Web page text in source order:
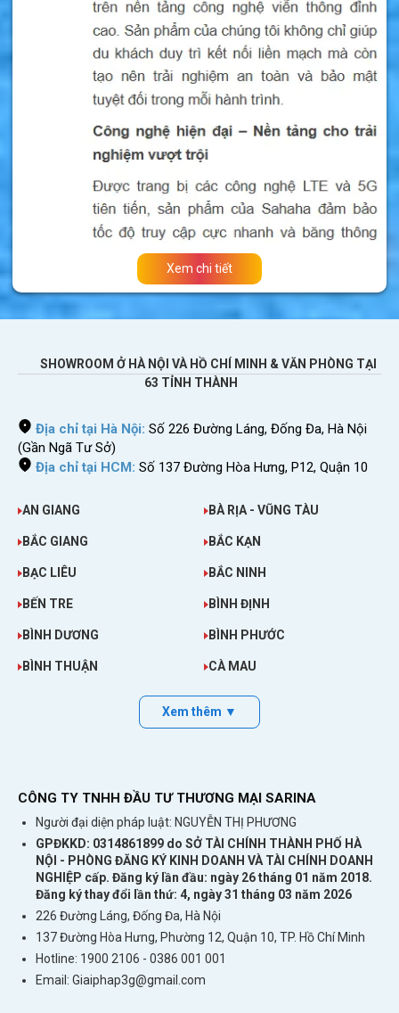
sim du lịch Tây Ban Nha tốt nhấthiện nay
được nhiều người khuyên dùng.
Nếu bạn sắp đi du lịch đến Tây Ban Nha thì hãy
nên mua sim4G/5Gđể thoải mái vào mạng mà
không phải đăng ký chuyển vùng quốc tế, tiết
kiệm tiền đăng ký và mua gói cước nhà mạng.
Dùng sim
truy cập mạng cực nhanh ở
Tây Ban Nha
>>>Bạn sắp đi công tác, du lịch nhiều
nước khác nhau hãy tham khảo:
quốc tế
Những tính năng gói sim điện thoại Tây Ban
thêm.
Sim có thể gọi và nhắn tin nội mạng tại Tây
Ban Nha.
Nhận sim tại Việt Nam. Lắp vào máy xuống
sân bay Tây Ban Nha là dùng.
Không cần đăng ký chuyển vùng quốc tế để
sử dụng tại Tây Ban Nha.
Sim lắp vào máy là dùng.
thoại di động, máy tính bảng, bộ phát wifi
Xem chi tiết
SHOWROOM Ở HÀ NỘI VÀ HỒ CHÍ MINH & VĂN PHÒNG TẠI
63 TỈNH THÀNH
Địa chỉ tại Hà Nội: Số 226 Đường Láng, Đống Đa, Hà Nội
(Gần Ngã Tư Sở)
Địa chỉ tại HCM: Số 137 Đường Hòa Hưng, P12, Quận 10
AN GIANG BÀ RỊA - VŨNG TÀU
BẮC GIANG BẮC KẠN
BẠC LIÊU BẮC NINH
BẾN TRE BÌNH ĐỊNH
BÌNH DƯƠNG BÌNH PHƯỚC
BÌNH THUẬN CÀ MAU
Xem thêm ▼
CÔNG TY TNHH ĐẦU TƯ THƯƠNG MẠI SARINA
Người đại diện pháp luật: NGUYỄN THỊ PHƯƠNG
GPĐKKD: 0314861899 do SỞ TÀI CHÍNH THÀNH PHỐ HÀ
NỘI - PHÒNG ĐĂNG KÝ KINH DOANH VÀ TÀI CHÍNH DOANH
NGHIỆP cấp. Đăng ký lần đầu: ngày 26 tháng 01 năm 2018.
Đăng ký thay đổi lần thứ: 4, ngày 31 tháng 03 năm 2026
226 Đường Láng, Đống Đa, Hà Nội
137 Đường Hòa Hưng, Phường 12, Quận 10, TP. Hồ Chí Minh
Hotline: 1900 2106 - 0386 001 001
Email: Giaiphap3g@gmail.com